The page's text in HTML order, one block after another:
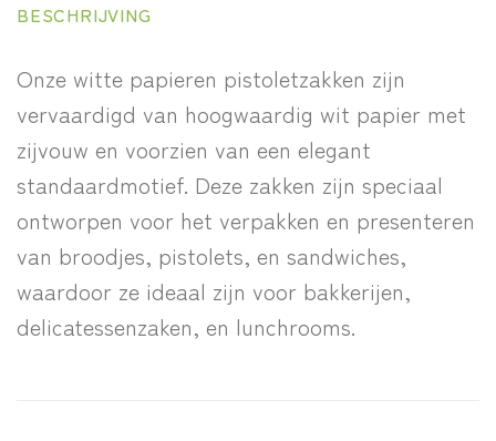
BESCHRIJVING
Onze witte papieren pistoletzakken zijn
vervaardigd van hoogwaardig wit papier met
zijvouw en voorzien van een elegant
standaardmotief. Deze zakken zijn speciaal
ontworpen voor het verpakken en presenteren
van broodjes, pistolets, en sandwiches,
waardoor ze ideaal zijn voor bakkerijen,
delicatessenzaken, en lunchrooms.